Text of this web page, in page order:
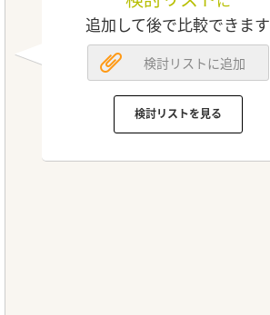
追加して後で比較できます
検討リストに追加
検討リストを見る